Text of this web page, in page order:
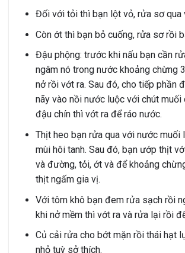
Đối với tỏi thì bạn lột vỏ, rửa sơ qua
Còn ớt thì bạn bỏ cuống, rửa sơ rồi
Đậu phộng: trước khi nấu bạn cần
ngâm nó trong nước khoảng chừng
nở rồi vớt ra. Sau đó, cho tiếp phần
nãy vào nồi nước luộc với chút muối
đậu chín thì vớt ra để ráo nước.
Thịt heo bạn rửa qua với nước muối
mùi hôi tanh. Sau đó, bạn ướp thịt
và đường, tỏi, ớt và để khoảng
thịt ngấm gia vị.
Với tôm khô bạn đem rửa sạch rồi
khi nở mềm thì vớt ra và rửa lại rồi
Củ cải rửa cho bớt mặn rồi thái hạt
nhỏ tuỳ sở thích.